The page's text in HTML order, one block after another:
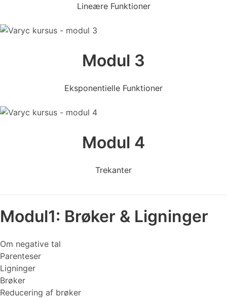
Lineære Funktioner
Modul 3
Eksponentielle Funktioner
Modul 4
Trekanter
Modul1: Brøker & Ligninger
Om negative tal
Parenteser
Ligninger
Brøker
Reducering af brøker